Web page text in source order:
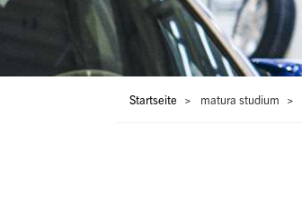
Pfadnavigation
Startseite matura studium